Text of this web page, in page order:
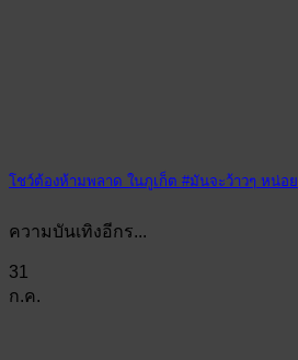
โชว์ต้องห้ามพลาด ในภูเก็ต #มันจะว้าวๆ หน่อย
ความบันเทิงอีกร...
31
ก.ค.